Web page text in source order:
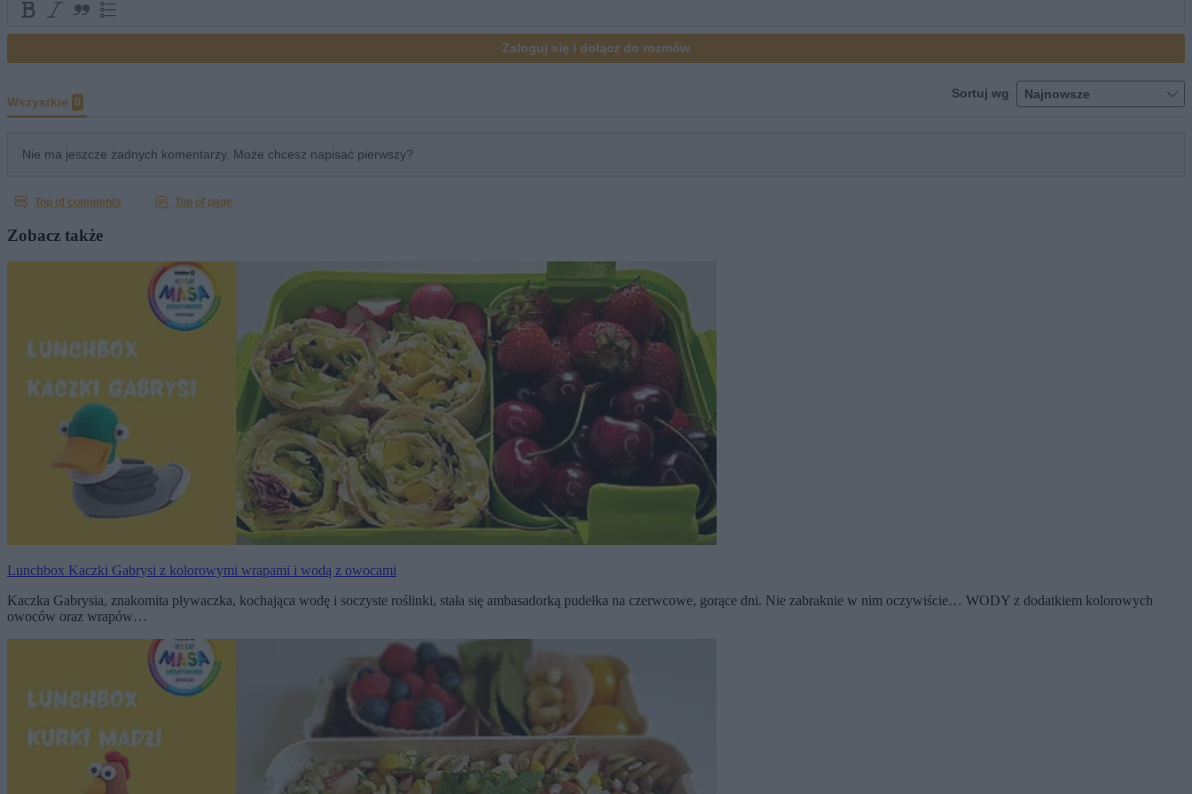
Zobacz także
Lunchbox Kaczki Gabrysi z kolorowymi wrapami i wodą z owocami
Kaczka Gabrysia, znakomita pływaczka, kochająca wodę i soczyste roślinki, stała się ambasadorką pudełka na czerwcowe, gorące dni. Nie zabraknie w nim oczywiście… WODY z dodatkiem kolorowych
owoców oraz wrapów…